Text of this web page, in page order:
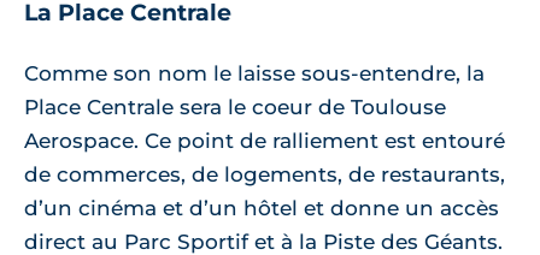
La Place Centrale
Comme son nom le laisse sous-entendre, la
Place Centrale sera le coeur de Toulouse
Aerospace. Ce point de ralliement est entouré
de commerces, de logements, de restaurants,
d’un cinéma et d’un hôtel et donne un accès
direct au Parc Sportif et à la Piste des Géants.